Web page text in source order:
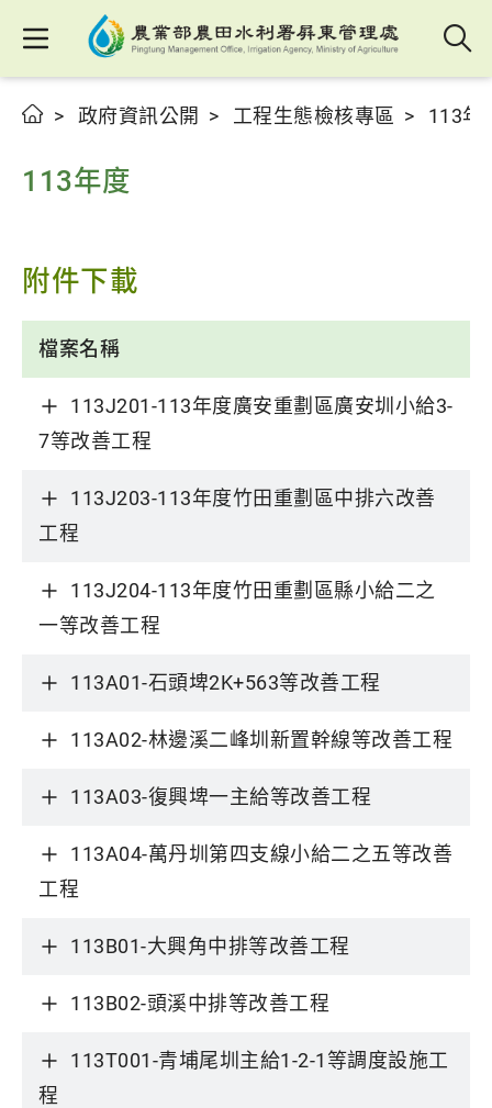
政府資訊公開 工程生態檢核專區 113年
113年度
附件下載
檔案名稱
113J201-113年度廣安重劃區廣安圳小給3-
7等改善工程
113J203-113年度竹田重劃區中排六改善
工程
113J204-113年度竹田重劃區縣小給二之
一等改善工程
113A01-石頭埤2K+563等改善工程
113A02-林邊溪二峰圳新置幹線等改善工程
113A03-復興埤一主給等改善工程
113A04-萬丹圳第四支線小給二之五等改善
工程
113B01-大興角中排等改善工程
113B02-頭溪中排等改善工程
113T001-青埔尾圳主給1-2-1等調度設施工
程